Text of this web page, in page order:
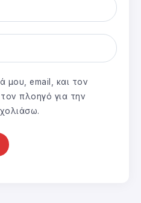
μου, email, και τον
πλοηγό για την